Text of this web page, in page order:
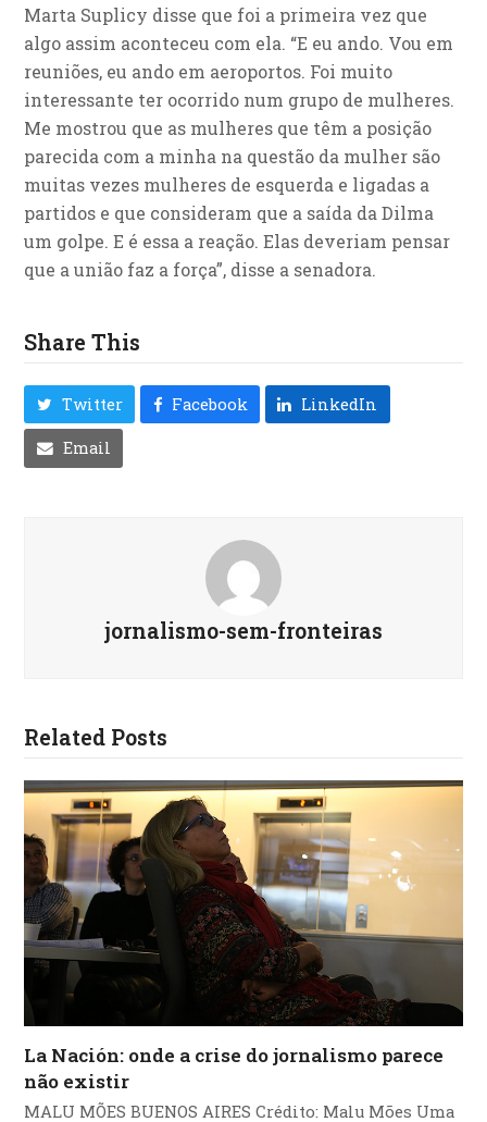
Marta Suplicy disse que foi a primeira vez que
algo assim aconteceu com ela. “E eu ando. Vou em
reuniões, eu ando em aeroportos. Foi muito
interessante ter ocorrido num grupo de mulheres.
Me mostrou que as mulheres que têm a posição
parecida com a minha na questão da mulher são
muitas vezes mulheres de esquerda e ligadas a
partidos e que consideram que a saída da Dilma
um golpe. E é essa a reação. Elas deveriam pensar
que a união faz a força”, disse a senadora.
Share This
Twitter Facebook LinkedIn
Email
jornalismo-sem-fronteiras
Related Posts
La Nación: onde a crise do jornalismo parece
não existir
MALU MÕES BUENOS AIRES Crédito: Malu Mões Uma